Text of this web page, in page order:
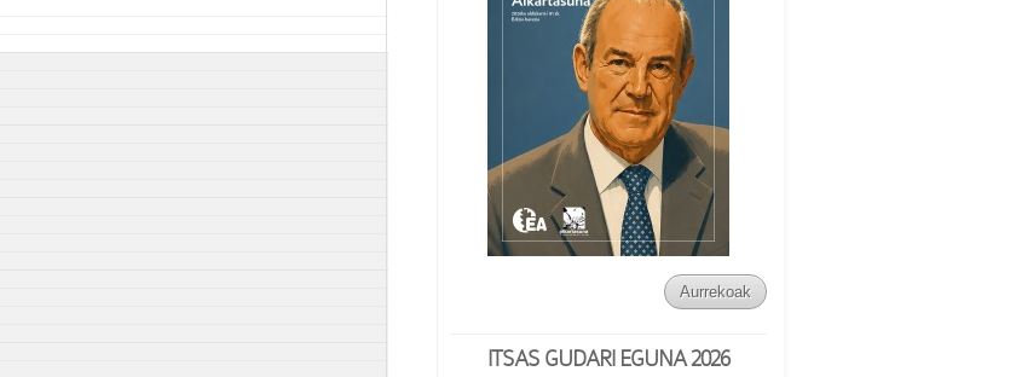
Aurrekoak
ITSAS GUDARI EGUNA 2026